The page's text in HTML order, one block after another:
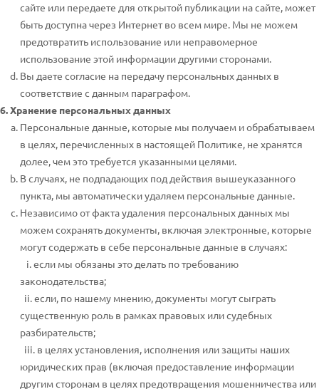
сайте или передаете для открытой публикации на сайте, может
быть доступна через Интернет во всем мире. Мы не можем
предотвратить использование или неправомерное
использование этой информации другими сторонами.
Вы даете согласие на передачу персональных данных в
соответствие с данным параграфом.
6. Хранение персональных данных
Персональные данные, которые мы получаем и обрабатываем
в целях, перечисленных в настоящей Политике, не хранятся
долее, чем это требуется указанными целями.
В случаях, не подпадающих под действия вышеуказанного
пункта, мы автоматически удаляем персональные данные.
Независимо от факта удаления персональных данных мы
можем сохранять документы, включая электронные, которые
могут содержать в себе персональные данные в случаях:
i. если мы обязаны это делать по требованию
законодательства;
ii. если, по нашему мнению, документы могут сыграть
существенную роль в рамках правовых или судебных
разбирательств;
iii. в целях установления, исполнения или защиты наших
юридических прав (включая предоставление информации
другим сторонам в целях предотвращения мошенничества или